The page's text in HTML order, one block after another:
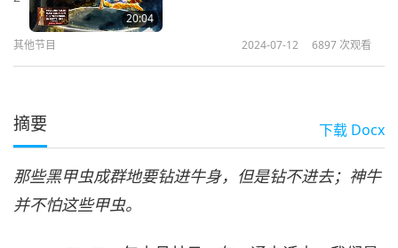
20:04
其他节目 2024-07-12 6897 次观看
摘要 下载 Docx
那些黑甲虫成群地要钻进牛身，但是钻不进去；神牛
并不怕这些甲虫。